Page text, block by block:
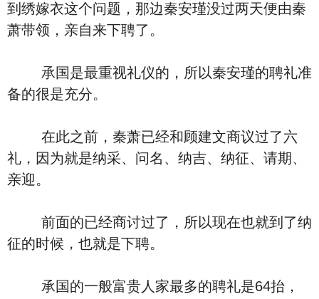
到绣嫁衣这个问题，那边秦安瑾没过两天便由秦
萧带领，亲自来下聘了。
承国是最重视礼仪的，所以秦安瑾的聘礼准
备的很是充分。
在此之前，秦萧已经和顾建文商议过了六
礼，因为就是纳采、问名、纳吉、纳征、请期、
亲迎。
前面的已经商讨过了，所以现在也就到了纳
征的时候，也就是下聘。
承国的一般富贵人家最多的聘礼是64抬，